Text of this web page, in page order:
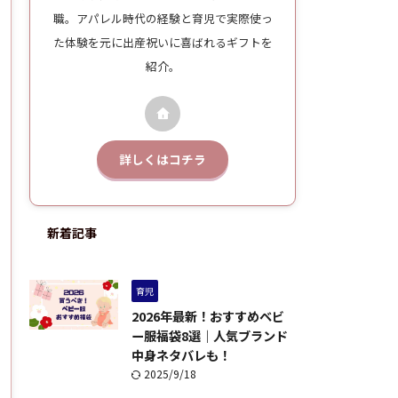
職。アパレル時代の経験と育児で実際使っ
た体験を元に出産祝いに喜ばれるギフトを
紹介。
詳しくはコチラ
新着記事
育児
2026年最新！おすすめベビ
ー服福袋8選｜人気ブランド
中身ネタバレも！
2025/9/18